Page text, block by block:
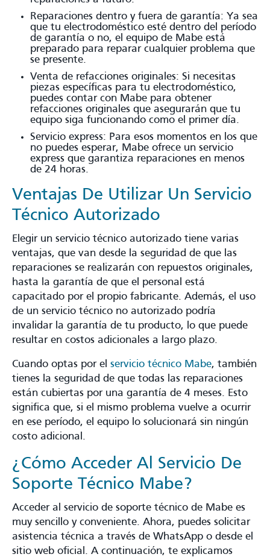
Reparaciones dentro y fuera de garantía: Ya sea
que tu electrodoméstico esté dentro del período
de garantía o no, el equipo de Mabe está
preparado para reparar cualquier problema que
se presente.
Venta de refacciones originales: Si necesitas
piezas específicas para tu electrodoméstico,
puedes contar con Mabe para obtener
refacciones originales que asegurarán que tu
equipo siga funcionando como el primer día.
Servicio express: Para esos momentos en los que
no puedes esperar, Mabe ofrece un servicio
express que garantiza reparaciones en menos
de 24 horas.
Ventajas De Utilizar Un Servicio
Técnico Autorizado
Elegir un servicio técnico autorizado tiene varias
ventajas, que van desde la seguridad de que las
reparaciones se realizarán con repuestos originales,
hasta la garantía de que el personal está
capacitado por el propio fabricante. Además, el uso
de un servicio técnico no autorizado podría
invalidar la garantía de tu producto, lo que puede
resultar en costos adicionales a largo plazo.
Cuando optas por el servicio técnico Mabe, también
tienes la seguridad de que todas las reparaciones
están cubiertas por una garantía de 4 meses. Esto
significa que, si el mismo problema vuelve a ocurrir
en ese período, el equipo lo solucionará sin ningún
costo adicional.
¿Cómo Acceder Al Servicio De
Soporte Técnico Mabe?
Acceder al servicio de soporte técnico de Mabe es
muy sencillo y conveniente. Ahora, puedes solicitar
asistencia técnica a través de WhatsApp o desde el
sitio web oficial. A continuación, te explicamos